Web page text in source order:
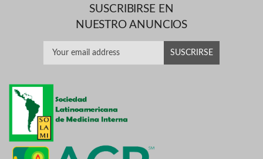
SUSCRIBIRSE EN
NUESTRO ANUNCIOS